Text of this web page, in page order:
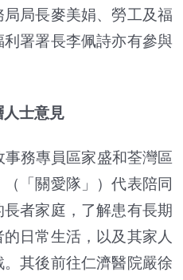
局長麥美娟、勞工及福
署署長李佩詩亦有參與
士意見
務專員區家盛和荃灣區
（「關愛隊」）代表陪同
者家庭，了解患有長期
日常生活，以及其家人
其後前往仁濟醫院嚴徐